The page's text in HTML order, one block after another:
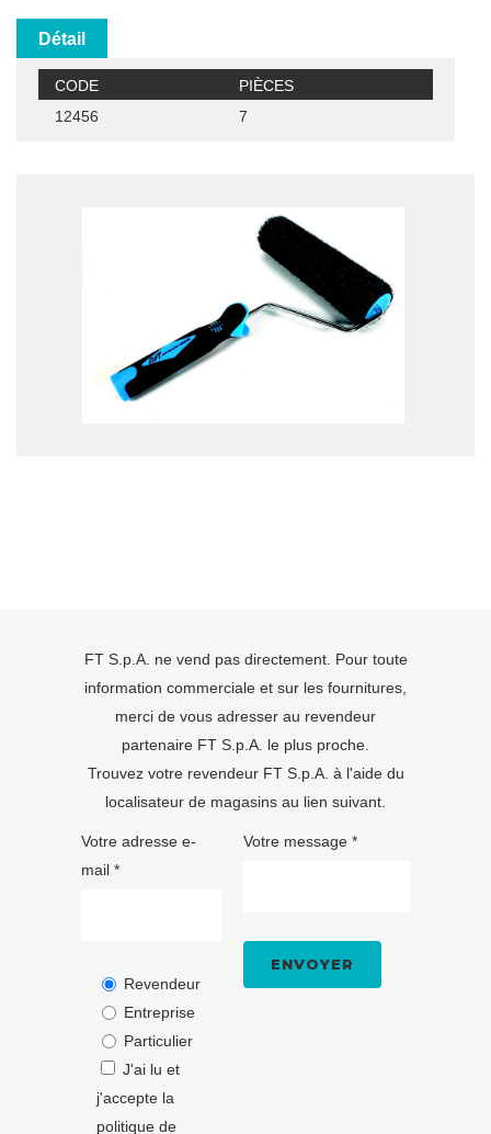
Détail
CODE
PIÈCES
12456
7
FT S.p.A. ne vend pas directement. Pour toute
information commerciale et sur les fournitures,
merci de vous adresser au revendeur
partenaire FT S.p.A. le plus proche.
Trouvez votre revendeur FT S.p.A. à l'aide du
localisateur de magasins au lien suivant.
Votre adresse e-
mail *
Revendeur
Entreprise
Particulier
J'ai lu et
j'accepte la
politique de
Votre message *